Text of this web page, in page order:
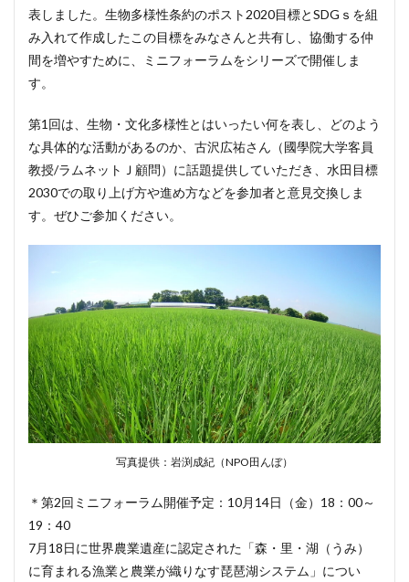
表しました。生物多様性条約のポスト2020目標とSDGｓを組
み入れて作成したこの目標をみなさんと共有し、協働する仲
間を増やすために、ミニフォーラムをシリーズで開催しま
す。
第1回は、生物・文化多様性とはいったい何を表し、どのよう
な具体的な活動があるのか、古沢広祐さん（國學院大学客員
教授/ラムネットＪ顧問）に話題提供していただき、水田目標
2030での取り上げ方や進め方などを参加者と意見交換しま
す。ぜひご参加ください。
写真提供：岩渕成紀（NPO田んぼ）
＊第2回ミニフォーラム開催予定：10月14日（金）18：00～
19：40
7月18日に世界農業遺産に認定された「森・里・湖（うみ）
に育まれる漁業と農業が織りなす琵琶湖システム」につい